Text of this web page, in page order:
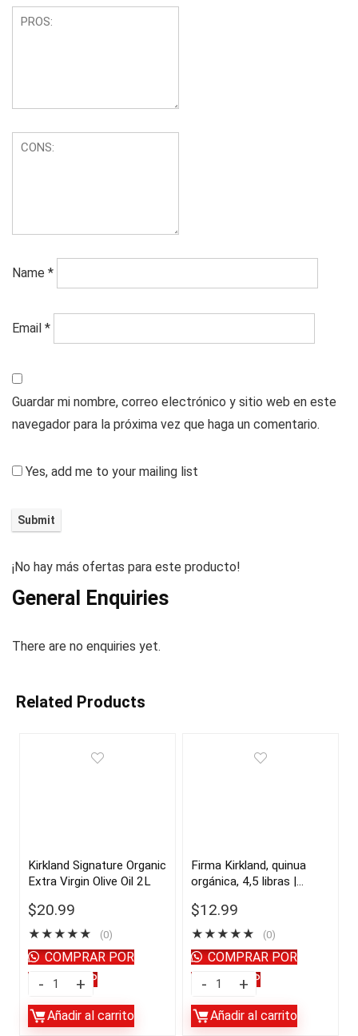
Name *
Email *
Guardar mi nombre, correo electrónico y sitio web en este
navegador para la próxima vez que haga un comentario.
Yes, add me to your mailing list
¡No hay más ofertas para este producto!
General Enquiries
There are no enquiries yet.
Related Products
Kirkland Signature Organic
Extra Virgin Olive Oil 2L
$20.99
★★★★★ (0)
Kirkland
Signature
Organic
Añadir al carrito
COMPRAR POR
WHATSAPP
Firma Kirkland, quinua
orgánica, 4,5 libras |
$12.99
★★★★★ (0)
Firma
Kirkland,
quinua
Añadir al carrito
COMPRAR POR
WHATSAPP